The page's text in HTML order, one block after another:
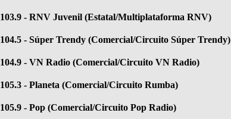
103.9 - RNV Juvenil (Estatal/Multiplataforma RNV)
104.5 - Súper Trendy (Comercial/Circuito Súper Trendy)
104.9 - VN Radio (Comercial/Circuito VN Radio)
105.3 - Planeta (Comercial/Circuito Rumba)
105.9 - Pop (Comercial/Circuito Pop Radio)